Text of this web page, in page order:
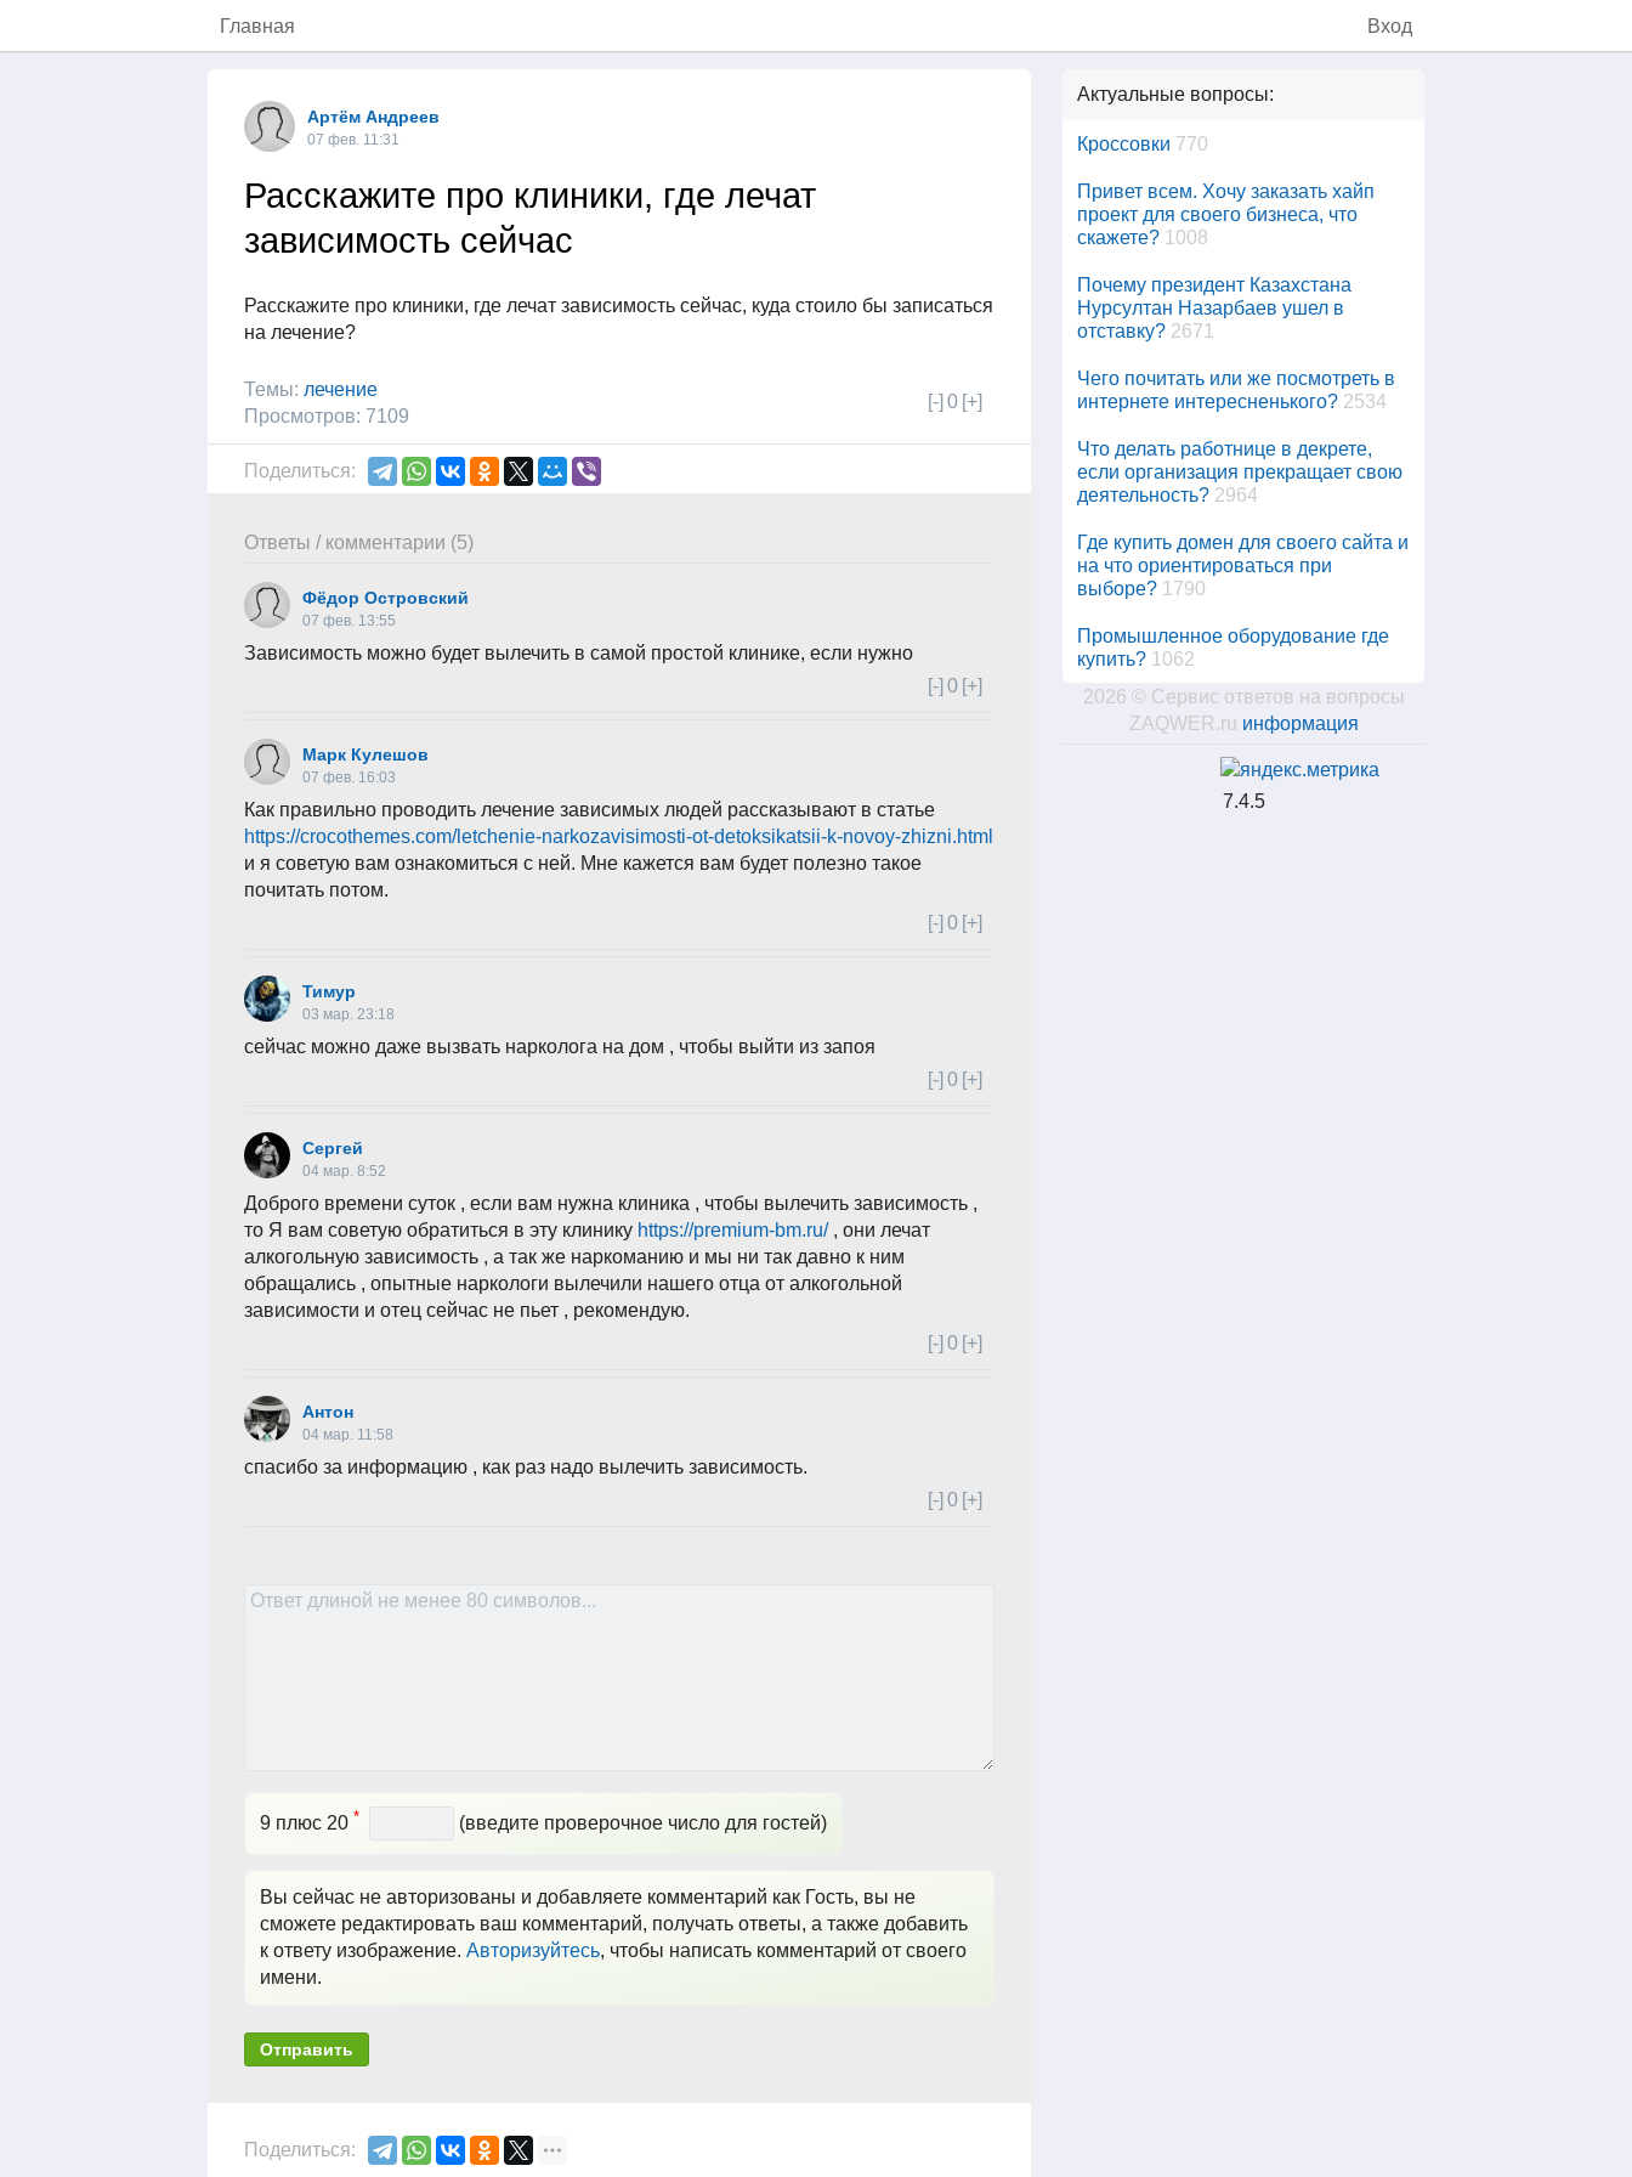
Главная Вход
Артём Андреев
07 фев. 11:31
Расскажите про клиники, где лечат
зависимость сейчас
Расскажите про клиники, где лечат зависимость сейчас, куда стоило бы записаться
на лечение?
[-] 0 [+]
Темы: лечение
Просмотров: 7109
Поделиться:
Ответы / комментарии (5)
Фёдор Островский
07 фев. 13:55
Зависимость можно будет вылечить в самой простой клинике, если нужно
[-] 0 [+]
Марк Кулешов
07 фев. 16:03
Как правильно проводить лечение зависимых людей рассказывают в статье
https://crocothemes.com/letchenie-narkozavisimosti-ot-detoksikatsii-k-novoy-zhizni.html
и я советую вам ознакомиться с ней. Мне кажется вам будет полезно такое
почитать потом.
[-] 0 [+]
Тимур
03 мар. 23:18
сейчас можно даже вызвать нарколога на дом , чтобы выйти из запоя
[-] 0 [+]
Сергей
04 мар. 8:52
Доброго времени суток , если вам нужна клиника , чтобы вылечить зависимость ,
то Я вам советую обратиться в эту клинику https://premium-bm.ru/, они лечат
алкогольную зависимость , а так же наркоманию и мы ни так давно к ним
обращались , опытные наркологи вылечили нашего отца от алкогольной
зависимости и отец сейчас не пьет , рекомендую.
[-] 0 [+]
Антон
04 мар. 11:58
спасибо за информацию , как раз надо вылечить зависимость.
[-] 0 [+]
9 плюс 20 * (введите проверочное число для гостей)
Вы сейчас не авторизованы и добавляете комментарий как Гость, вы не
сможете редактировать ваш комментарий, получать ответы, а также добавить
к ответу изображение. Авторизуйтесь, чтобы написать комментарий от своего
имени.
Отправить
Поделиться:
Актуальные вопросы:
Кроссовки 770
Привет всем. Хочу заказать хайп
проект для своего бизнеса, что
скажете? 1008
Почему президент Казахстана
Нурсултан Назарбаев ушел в
отставку? 2671
Чего почитать или же посмотреть в
интернете интересненького? 2534
Что делать работнице в декрете,
если организация прекращает свою
деятельность? 2964
Где купить домен для своего сайта и
на что ориентироваться при
выборе? 1790
Промышленное оборудование где
купить? 1062
2026 © Сервис ответов на вопросы
ZAQWER.ru информация
7.4.5